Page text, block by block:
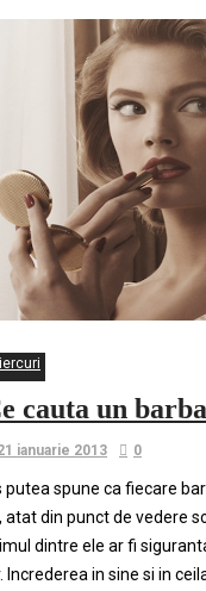
cauta un
ianuarie 2013 0
putea spune ca fiecare
atat din punct de vedere
dintre ele ar fi
Increderea in sine si in